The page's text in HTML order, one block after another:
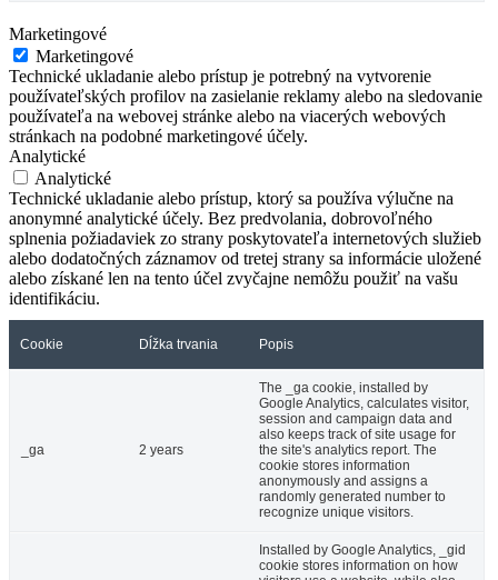
Marketingové
Marketingové
Technické ukladanie alebo prístup je potrebný na vytvorenie
používateľských profilov na zasielanie reklamy alebo na sledovanie
používateľa na webovej stránke alebo na viacerých webových
stránkach na podobné marketingové účely.
Analytické
Analytické
Technické ukladanie alebo prístup, ktorý sa používa výlučne na
anonymné analytické účely. Bez predvolania, dobrovoľného
splnenia požiadaviek zo strany poskytovateľa internetových služieb
alebo dodatočných záznamov od tretej strany sa informácie uložené
alebo získané len na tento účel zvyčajne nemôžu použiť na vašu
identifikáciu.
Cookie Dĺžka trvania Popis
_ga 2 years
The _ga cookie, installed by
Google Analytics, calculates visitor,
session and campaign data and
also keeps track of site usage for
the site's analytics report. The
cookie stores information
anonymously and assigns a
randomly generated number to
recognize unique visitors.
Installed by Google Analytics, _gid
cookie stores information on how